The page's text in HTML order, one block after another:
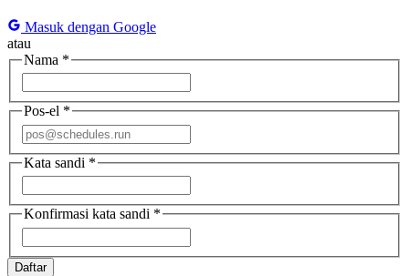
Masuk dengan Google
atau
Nama *
Pos-el *
Kata sandi *
Konfirmasi kata sandi *
Daftar